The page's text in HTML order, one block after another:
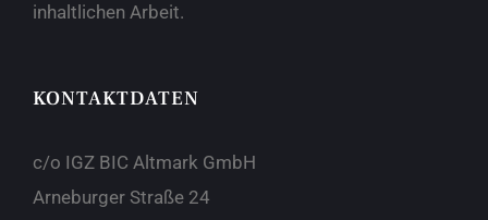
inhaltlichen Arbeit.
KONTAKTDATEN
c/o IGZ BIC Altmark GmbH
Arneburger Straße 24